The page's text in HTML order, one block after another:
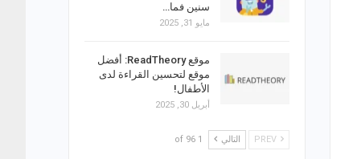
سنين فما…
مايو 31, 2025
موقع ReadTheory: أفضل
موقع لتحسين القراءة لدى
الأطفال!
أبريل 30, 2025
التالي 1 of 96